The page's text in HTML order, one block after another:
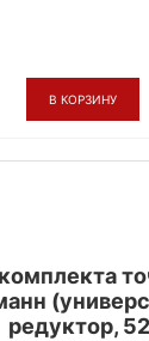
В КОРЗИНУ
редуктор,